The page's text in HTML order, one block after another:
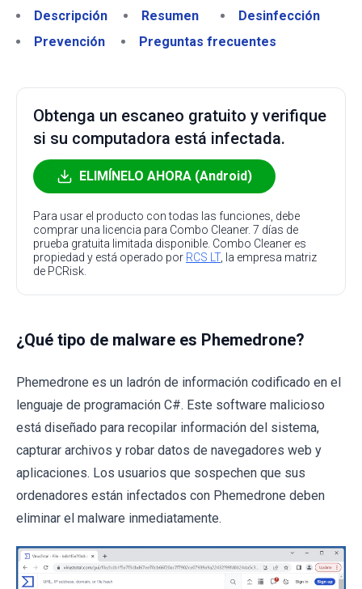
Descripción
Resumen
Desinfección
Prevención
Preguntas frecuentes
Obtenga un escaneo gratuito y verifique
si su computadora está infectada.
ELIMÍNELO AHORA (Android)
Para usar el producto con todas las funciones, debe
comprar una licencia para Combo Cleaner. 7 días de
prueba gratuita limitada disponible. Combo Cleaner es
propiedad y está operado por RCS LT, la empresa matriz
de PCRisk.
¿Qué tipo de malware es Phemedrone?
Phemedrone es un ladrón de información codificado en el
lenguaje de programación C#. Este software malicioso
está diseñado para recopilar información del sistema,
capturar archivos y robar datos de navegadores web y
aplicaciones. Los usuarios que sospechen que sus
ordenadores están infectados con Phemedrone deben
eliminar el malware inmediatamente.